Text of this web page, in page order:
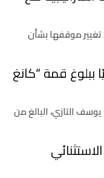
موقفها بشأن
ببلوغ قمة “كانغ
التازي، البالغ من